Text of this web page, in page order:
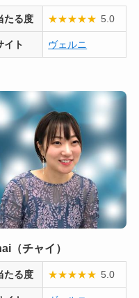
たる度 ★★★★★ 5.0
イト ヴェルニ
（チャイ）
たる度 ★★★★★ 5.0